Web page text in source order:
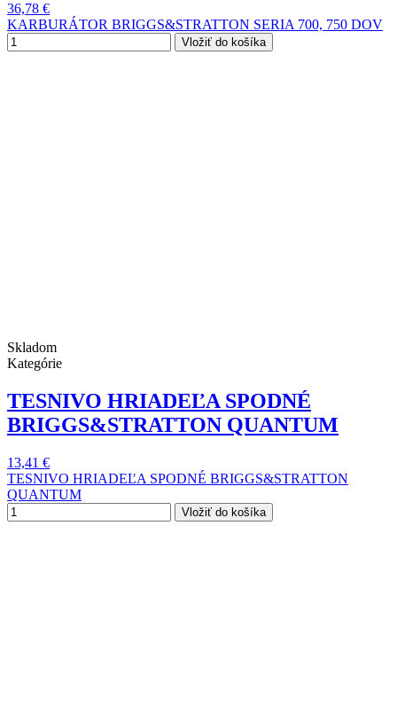
36,78 €
KARBURÁTOR BRIGGS&STRATTON SERIA 700, 750 DOV
Vložiť do košíka
Skladom
Kategórie
TESNIVO HRIADEĽA SPODNÉ
BRIGGS&STRATTON QUANTUM
13,41 €
TESNIVO HRIADEĽA SPODNÉ BRIGGS&STRATTON
QUANTUM
Vložiť do košíka